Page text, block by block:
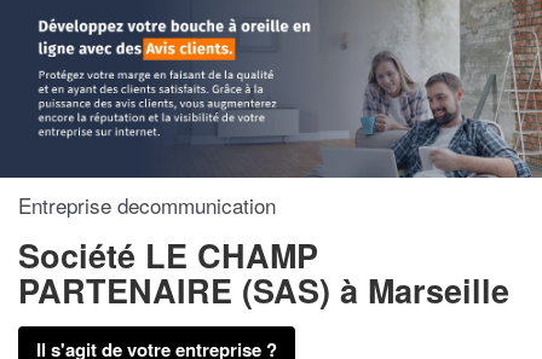
Entreprise decommunication
Société LE CHAMP
PARTENAIRE (SAS) à Marseille
Il s'agit de votre entreprise ?